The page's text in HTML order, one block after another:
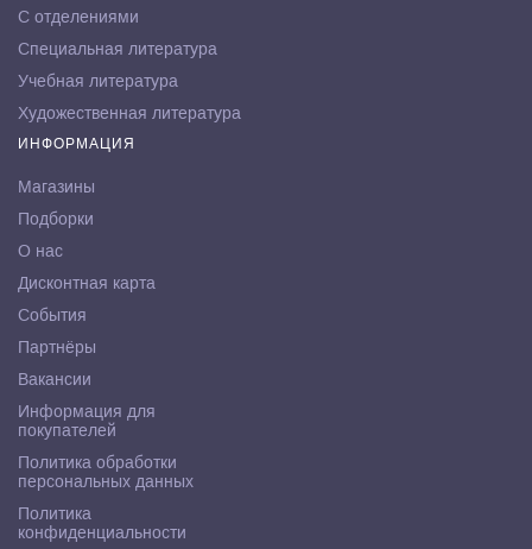
С отделениями
Специальная литература
Учебная литература
Художественная литература
ИНФОРМАЦИЯ
Магазины
Подборки
О нас
Дисконтная карта
События
Партнёры
Вакансии
Информация для
покупателей
Политика обработки
персональных данных
Политика
конфиденциальности